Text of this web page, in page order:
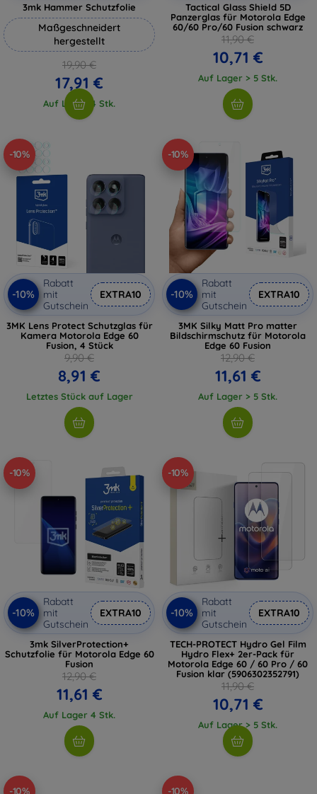
3mk Hammer Schutzfolie
Maßgeschneidert
hergestellt
19,90 €
17,91 €
Auf Lager 4 Stk.
Tactical Glass Shield 5D
Panzerglas für Motorola Edge
60/60 Pro/60 Fusion schwarz
11,90 €
10,71 €
Auf Lager > 5 Stk.
-10%
-10%
Rabatt
mit
Gutschein
EXTRA10
3MK Lens Protect Schutzglas für
Kamera Motorola Edge 60
Fusion, 4 Stück
9,90 €
8,91 €
Letztes Stück auf Lager
-10%
-10%
Rabatt
mit
Gutschein
EXTRA10
3MK Silky Matt Pro matter
Bildschirmschutz für Motorola
Edge 60 Fusion
12,90 €
11,61 €
Auf Lager > 5 Stk.
-10%
-10%
Rabatt
mit
Gutschein
EXTRA10
3mk SilverProtection+
Schutzfolie für Motorola Edge 60
Fusion
12,90 €
11,61 €
Auf Lager 4 Stk.
-10%
-10%
Rabatt
mit
Gutschein
EXTRA10
TECH-PROTECT Hydro Gel Film
Hydro Flex+ 2er-Pack für
Motorola Edge 60 / 60 Pro / 60
Fusion klar (5906302352791)
11,90 €
10,71 €
Auf Lager > 5 Stk.
-10% -10%